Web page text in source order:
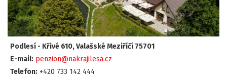
Podlesí - Křivé 610, Valašské Meziříčí 75701
E-mail: penzion@nakrajilesa.cz
Telefon: +420 733 142 444